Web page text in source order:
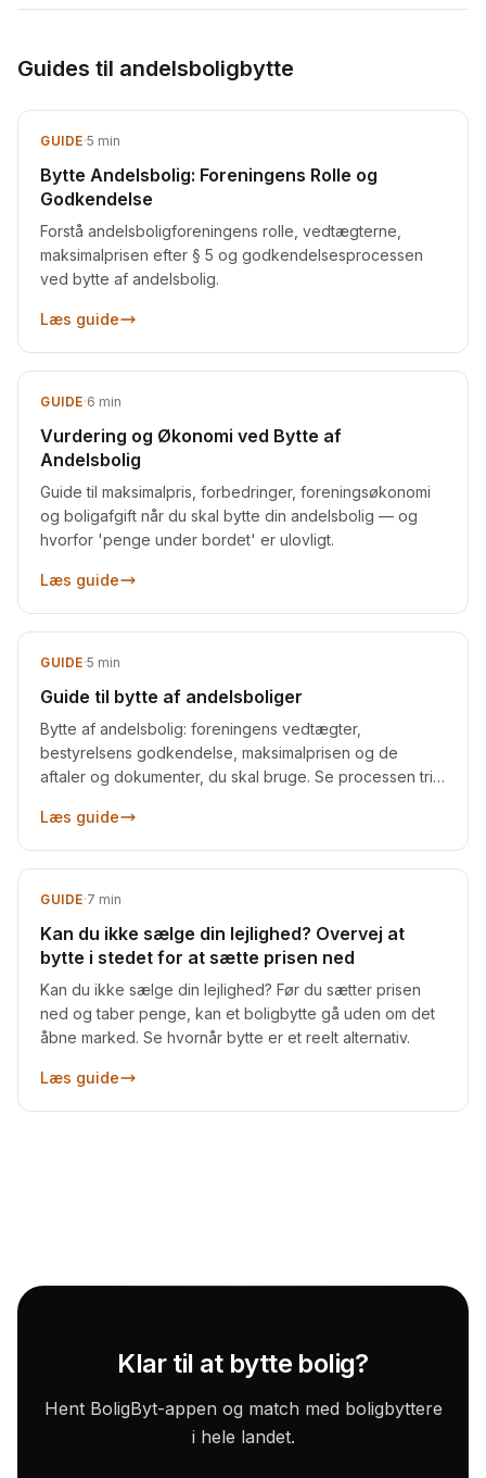
Guides til andelsboligbytte
GUIDE·5 min
Bytte Andelsbolig: Foreningens Rolle og
Godkendelse
Forstå andelsboligforeningens rolle, vedtægterne,
maksimalprisen efter § 5 og godkendelsesprocessen
ved bytte af andelsbolig.
Læs guide
GUIDE·6 min
Vurdering og Økonomi ved Bytte af
Andelsbolig
Guide til maksimalpris, forbedringer, foreningsøkonomi
og boligafgift når du skal bytte din andelsbolig — og
hvorfor 'penge under bordet' er ulovligt.
Læs guide
GUIDE·5 min
Guide til bytte af andelsboliger
Bytte af andelsbolig: foreningens vedtægter,
bestyrelsens godkendelse, maksimalprisen og de
aftaler og dokumenter, du skal bruge. Se processen trin
Læs guide
GUIDE·7 min
Kan du ikke sælge din lejlighed? Overvej at
bytte i stedet for at sætte prisen ned
Kan du ikke sælge din lejlighed? Før du sætter prisen
ned og taber penge, kan et boligbytte gå uden om det
åbne marked. Se hvornår bytte er et reelt alternativ.
Læs guide
Klar til at bytte bolig?
Hent BoligByt-appen og match med boligbyttere
i hele landet.